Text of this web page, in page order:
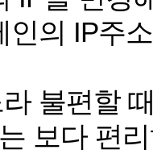
인의 IP주
불편할
보다 편